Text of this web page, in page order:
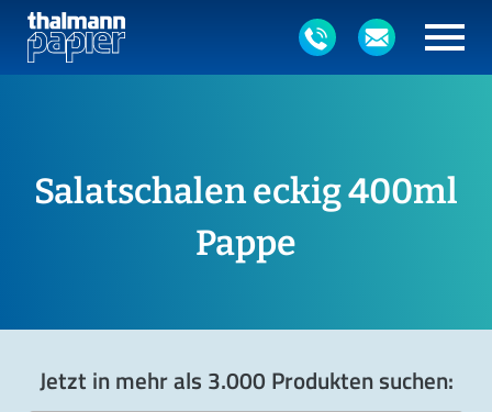
Salatschalen eckig 400ml
Pappe
Jetzt in mehr als 3.000 Produkten suchen: